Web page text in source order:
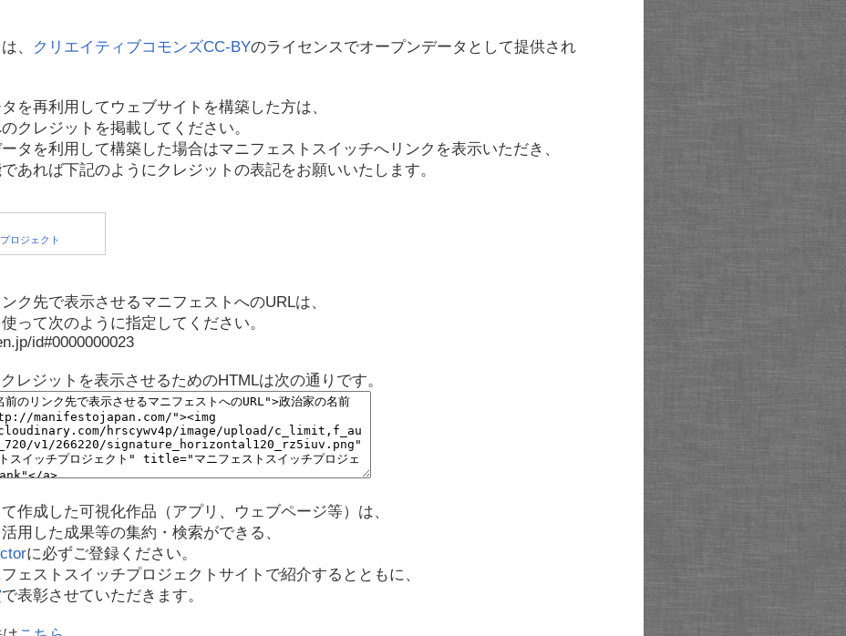
、 クリエイティブコモンズCC-BYのライセンスでオープンデータとして提供され
を再利用してウェブサイトを構築した方は、
クレジットを掲載してください。
タを利用して構築した場合はマニフェストスイッチへリンクを表示いただき、
あれば下記のようにクレジットの表記をお願いいたします。
ク先で表示させるマニフェストへのURLは、
って次のように指定してください。
id#0000000023
レジットを表示させるためのHTMLは次の通りです。
作成した可視化作品（アプリ、ウェブページ等）は、
用した成果等の集約・検索ができる、
に必ずご登録ください。
ェストスイッチプロジェクトサイトで紹介するとともに、
で表彰させていただきます。